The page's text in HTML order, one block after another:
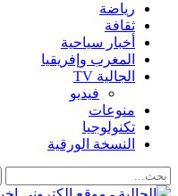
رياضة
ثقافة
أخبار سياحية
المغرب وإفريقيا
الجالية TV
فيديو
منوعات
تكنولوجيا
النسخة الورقية